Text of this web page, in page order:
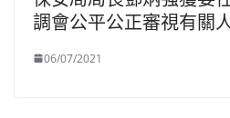
調會公平公正審視有關
06/07/2021